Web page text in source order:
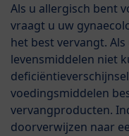
Als u allergisch bent
vraagt u uw
het best vervangt.
levensmiddelen niet
voedingsmiddelen
vervangproducten.
doorverwijzen naar